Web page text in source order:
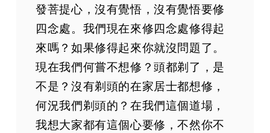
發菩提心，沒有覺悟，沒有覺悟要修
四念處。我們現在來修四念處修得起
來嗎？如果修得起來你就沒問題了。
現在我們何嘗不想修？頭都剃了，是
不是？沒有剃頭的在家居士都想修，
何況我們剃頭的？在我們這個道場，
我想大家都有這個心要修，不然你不